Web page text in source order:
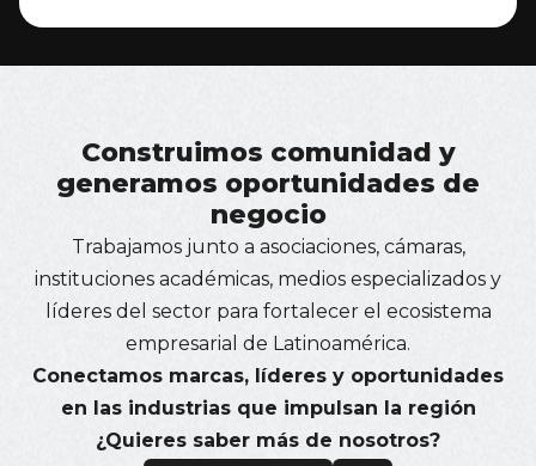
Construimos comunidad y
generamos oportunidades de
negocio
Trabajamos junto a asociaciones, cámaras,
instituciones académicas, medios especializados y
líderes del sector para fortalecer el ecosistema
empresarial de Latinoamérica.
Conectamos marcas, líderes y oportunidades
en las industrias que impulsan la región
¿Quieres saber más de nosotros?